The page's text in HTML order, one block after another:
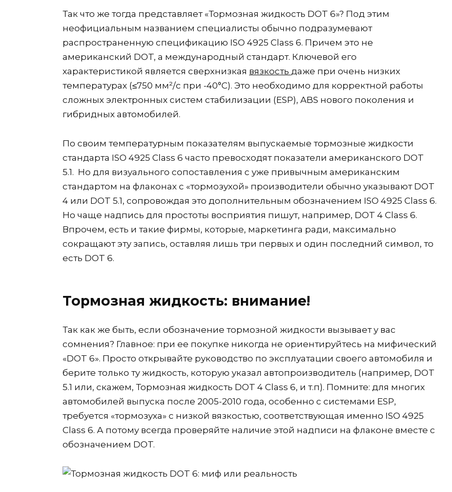
Так что же тогда представляет «Тормозная жидкость DOT 6»? Под этим
неофициальным названием специалисты обычно подразумевают
распространенную спецификацию ISO 4925 Class 6. Причем это не
американский DOT, а международный стандарт. Ключевой его
характеристикой является сверхнизкая вязкость даже при очень низких
температурах (≤750 мм²/с при -40°C). Это необходимо для корректной работы
сложных электронных систем стабилизации (ESP), ABS нового поколения и
гибридных автомобилей.
По своим температурным показателям выпускаемые тормозные жидкости
стандарта ISO 4925 Class 6 часто превосходят показатели американского DOT
5.1. Но для визуального сопоставления с уже привычным американским
стандартом на флаконах с «тормозухой» производители обычно указывают DOT
4 или DOT 5.1, сопровождая это дополнительным обозначением ISO 4925 Class 6.
Но чаще надпись для простоты восприятия пишут, например, DOT 4 Class 6.
Впрочем, есть и такие фирмы, которые, маркетинга ради, максимально
сокращают эту запись, оставляя лишь три первых и один последний символ, то
есть DOT 6.
Тормозная жидкость: внимание!
Так как же быть, если обозначение тормозной жидкости вызывает у вас
сомнения? Главное: при ее покупке никогда не ориентируйтесь на мифический
«DOT 6». Просто открывайте руководство по эксплуатации своего автомобиля и
берите только ту жидкость, которую указал автопроизводитель (например, DOT
5.1 или, скажем, Тормозная жидкость DOT 4 Class 6, и т.п). Помните: для многих
автомобилей выпуска после 2005-2010 года, особенно с системами ESP,
требуется «тормозуха» с низкой вязкостью, соответствующая именно ISO 4925
Class 6. А потому всегда проверяйте наличие этой надписи на флаконе вместе с
обозначением DOT.